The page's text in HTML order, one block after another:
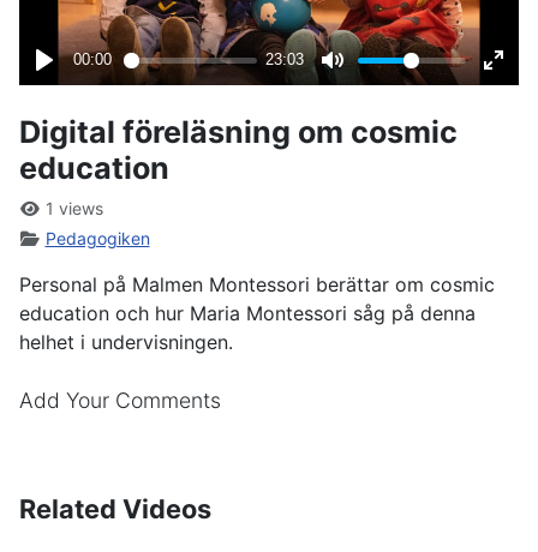
Digital föreläsning om cosmic
education
1 views
Pedagogiken
Personal på Malmen Montessori berättar om cosmic
education och hur Maria Montessori såg på denna
helhet i undervisningen.
Add Your Comments
Related Videos